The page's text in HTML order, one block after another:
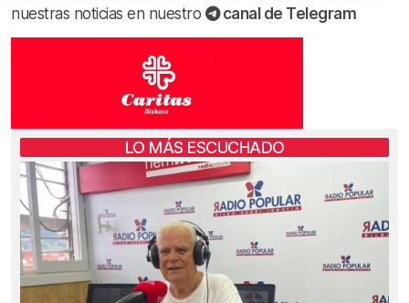
nuestras noticias en nuestro
canal de Telegram
LO MÁS ESCUCHADO